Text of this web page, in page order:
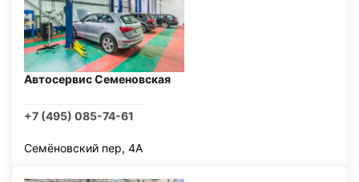
Автосервис Семеновская
+7 (495) 085-74-61
Семёновский пер, 4А